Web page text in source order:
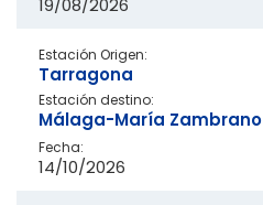
19/08/2026
Estación Origen:
Tarragona
Estación destino:
Málaga-María Zambrano
Fecha:
14/10/2026